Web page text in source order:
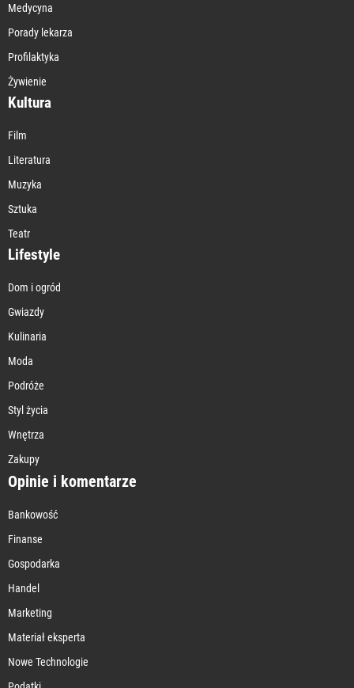
Medycyna
Porady lekarza
Profilaktyka
Żywienie
Kultura
Film
Literatura
Muzyka
Sztuka
Teatr
Lifestyle
Dom i ogród
Gwiazdy
Kulinaria
Moda
Podróże
Styl życia
Wnętrza
Zakupy
Opinie i komentarze
Bankowość
Finanse
Gospodarka
Handel
Marketing
Materiał eksperta
Nowe Technologie